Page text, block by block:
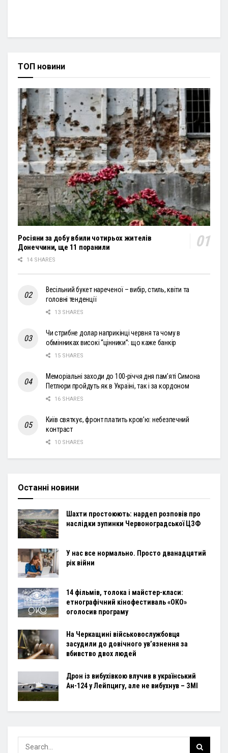
ТОП новини
Росіяни за добу вбили чотирьох жителів
Донеччини, ще 11 поранили
14 SHARES
Весільний букет нареченої – вибір, стиль, квіти та
головні тенденції
13 SHARES
Чи стрибне долар наприкінці червня та чому в
обмінниках високі “цінники”: що каже банкір
15 SHARES
Меморіальні заходи до 100-річчя дня пам’яті Симона
Петлюри пройдуть як в Україні, так і за кордоном
16 SHARES
Київ святкує, фронт платить кров’ю: небезпечний
контраст
10 SHARES
Останні новини
Шахти простоюють: нардеп розповів про
наслідки зупинки Червоноградської ЦЗФ
У нас все нормально. Просто дванадцятий
рік війни
14 фільмів, толока і майстер-класи:
етнографічний кінофестиваль «ОКО»
оголосив програму
На Черкащині військовослужбовця
засудили до довічного ув’язнення за
вбивство двох людей
Дрон із вибухівкою влучив в український
Ан-124 у Лейпцигу, але не вибухнув – ЗМІ